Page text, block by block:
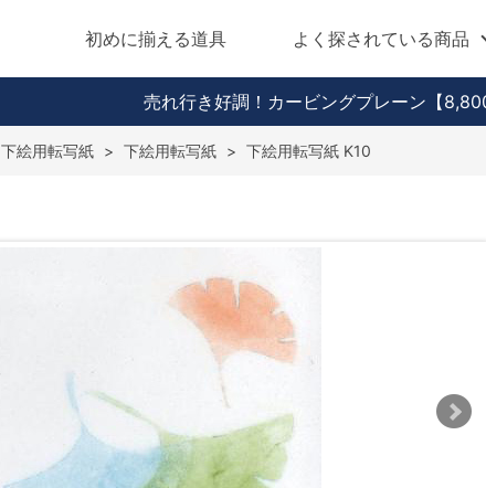
初めに揃える道具 よく探されている商品
売れ行き好調！カービングプレーン 【
下絵用転写紙 > 下絵用転写紙 > 下絵用転写紙 K10